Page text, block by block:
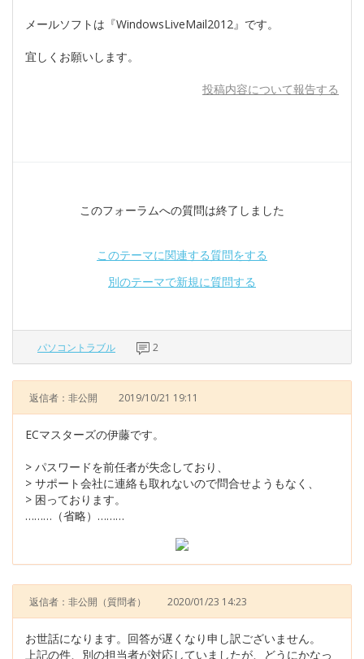
メールソフトは『WindowsLiveMail2012』です。
宜しくお願いします。
投稿内容について報告する
このフォーラムへの質問は終了しました
このテーマに関連する質問をする
別のテーマで新規に質問する
パソコントラブル 2
返信者：非公開 2019/10/21 19:11
ECマスターズの伊藤です。
> パスワードを前任者が失念しており、
> サポート会社に連絡も取れないので問合せようもなく、
> 困っております。
………（省略）………
返信者：非公開 （質問者） 2020/01/23 14:23
お世話になります。回答が遅くなり申し訳ございません。
上記の件、別の担当者が対応していましたが、どうにかなっ